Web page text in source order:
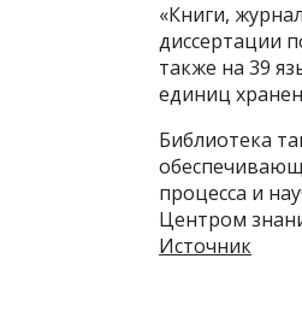
«Книги,
диссертации
также на 39
единиц
Библиотека
процесса и
Центром
Источник